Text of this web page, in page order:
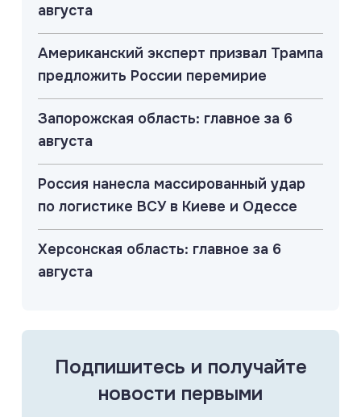
августа
Американский эксперт призвал Трампа
предложить России перемирие
Запорожская область: главное за 6
августа
Россия нанесла массированный удар
по логистике ВСУ в Киеве и Одессе
Херсонская область: главное за 6
августа
Подпишитесь и получайте
новости первыми